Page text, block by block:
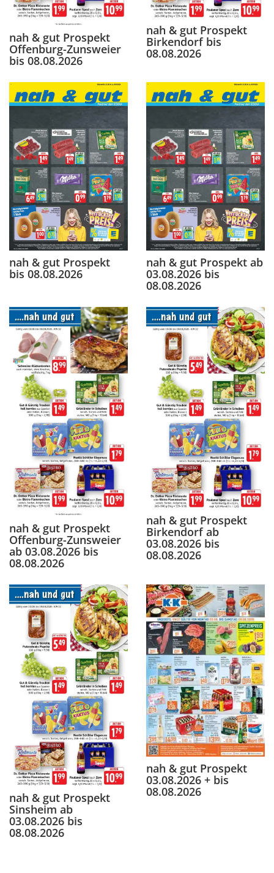
nah & gut Prospekt
Offenburg-Zunsweier
bis 08.08.2026
nah & gut Prospekt
Birkendorf bis
08.08.2026
nah & gut Prospekt
bis 08.08.2026
nah & gut Prospekt ab
03.08.2026 bis
08.08.2026
nah & gut Prospekt
Offenburg-Zunsweier
ab 03.08.2026 bis
08.08.2026
nah & gut Prospekt
Birkendorf ab
03.08.2026 bis
08.08.2026
nah & gut Prospekt
Sinsheim ab
03.08.2026 bis
08.08.2026
nah & gut Prospekt
03.08.2026 + bis
08.08.2026